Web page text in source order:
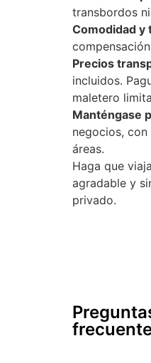
transbordos
Comodidad y
Precios
incluidos.
maletero
Manténgase
negocios,
áreas.
Haga que
agradable y
privado.